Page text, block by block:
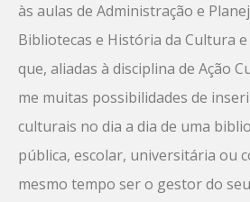
às aulas de Administração e
Bibliotecas e História da Cultura e
que, aliadas à disciplina de Ação
me muitas possibilidades de
culturais no dia a dia de uma
pública, escolar, universitária ou
mesmo tempo ser o gestor do